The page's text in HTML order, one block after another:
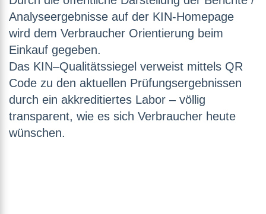
Analyseergebnisse auf der KIN-Homepage
wird dem Verbraucher Orientierung beim
Einkauf gegeben.
Das KIN–Qualitätssiegel verweist mittels QR
Code zu den aktuellen Prüfungsergebnissen
durch ein akkreditiertes Labor – völlig
transparent, wie es sich Verbraucher heute
wünschen.